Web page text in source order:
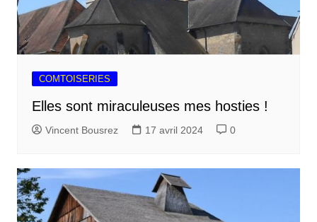
COMTOISERIES
Elles sont miraculeuses mes hosties !
Vincent Bousrez 17 avril 2024 0